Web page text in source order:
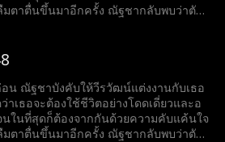
มตาตื่นขึ้นมาอีกครั้ง ณัฐชากลับพบว่าตัว
บวีรวัฒน์ แต่ในครั้งนี้ ณัฐชาตัดสินใจใหม่
ลัยไว้ และเริ่มต้นชีวิตใหม่อีกครั้ง
น ณัฐชาบังคับให้วีรวัฒน์แต่งงานกับเธอ
าเธอจะต้องใช้ชีวิตอย่างโดดเดี่ยวและอ
นในที่สุดก็ต้องจากกันด้วยความคับแค้นใจ
มตาตื่นขึ้นมาอีกครั้ง ณัฐชากลับพบว่าตัว